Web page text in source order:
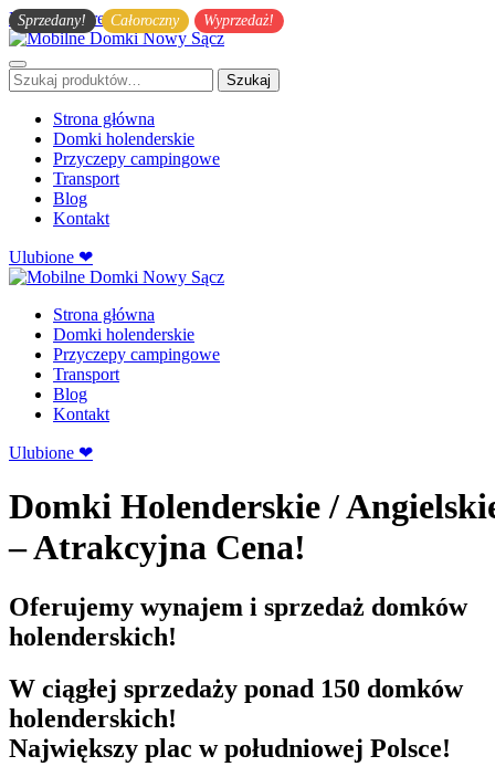
Przejdź do treści głównej
Szukaj: Szukaj
Strona główna
Domki holenderskie
Przyczepy campingowe
Transport
Blog
Kontakt
Ulubione ❤
Strona główna
Domki holenderskie
Przyczepy campingowe
Transport
Blog
Kontakt
Ulubione ❤
Domki Holenderskie/
– Atrakcyjna Cena!
Oferujemy wynajem i sprzedaż domków
holenderskich!
W ciągłej sprzedaży ponad 150 domków
holenderskich!
Największy plac w południowej Polsce!
Sprzedany! Całoroczny Wyprzedaż!